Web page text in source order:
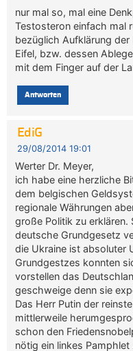
nur mal so, mal eine
Testosteron einfach mal
bezüglich Aufklärung der
Eifel, bzw. dessen
mit dem Finger auf der
Antworten
EdiG
29/08/2014 19:01
Werter Dr. Meyer,
ich habe eine herzliche
dem belgischen
regionale Währungen
große Politik zu erklären.
deutsche Grundgesetz
die Ukraine ist absoluter
Grundgestzes konnten
vorstellen das
geschweige denn sie
Das Herr Putin der
mittlerweile
schon den
nötig ein linkes